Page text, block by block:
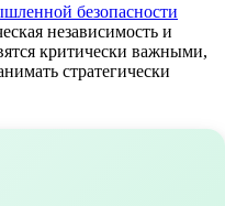
безопасности
независимость и
критически важными,
стратегически